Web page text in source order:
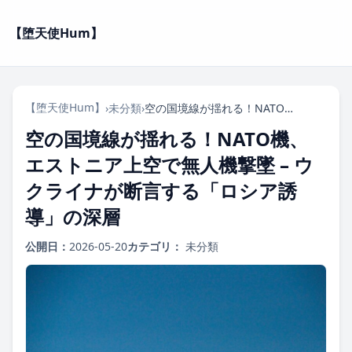
【堕天使Hum】
【堕天使Hum】 ›未分類› 空の国境線が揺れる！NATO機、エストニア上空で無人機撃墜 – ウクライナが断言する「ロシア誘導」の深層
空の国境線が揺れる！NATO機、
エストニア上空で無人機撃墜 – ウ
クライナが断言する「ロシア誘
導」の深層
公開日： 2026-05-20カテゴリ： 未分類